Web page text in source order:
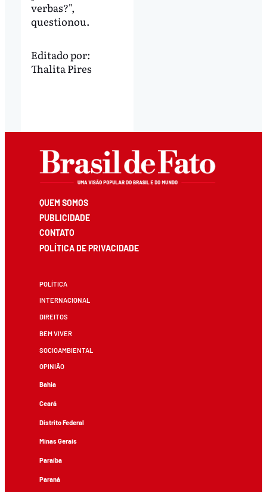
verbas?",
questionou.
Editado por:
Thalita Pires
QUEM SOMOS
PUBLICIDADE
CONTATO
POLÍTICA DE PRIVACIDADE
POLÍTICA
INTERNACIONAL
DIREITOS
BEM VIVER
SOCIOAMBIENTAL
OPINIÃO
Bahia
Ceará
Distrito Federal
Minas Gerais
Paraíba
Paraná